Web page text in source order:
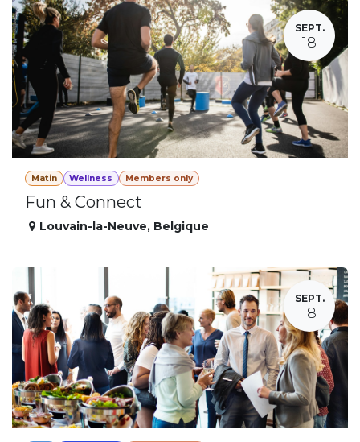
SEPT.
18
Matin Wellness Members only
Fun & Connect
Louvain-la-Neuve, Belgique
SEPT.
18